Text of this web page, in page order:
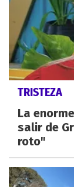
TRISTEZA
La
salir de
roto"